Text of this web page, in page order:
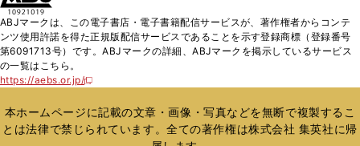
く
ド
ウ
で
ィ
ン
ド
開
く
ABJマークは、この電子書店・電子書籍配信サービスが、著作権者からコンテ
ンツ使用許諾を得た正規版配信サービスであることを示す登録商標（登録番号
第6091713号）です。ABJマークの詳細、ABJマークを掲示しているサービス
の一覧はこちら。
https://aebs.or.jp/
新
い
ウ
ィ
本ホームページに記載の文章・画像・写真などを無断で複製するこ
とは法律で禁じられています。全ての著作権は株式会社 集英社に帰